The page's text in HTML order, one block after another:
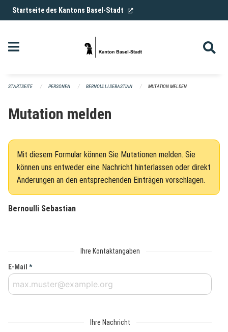
Navigation überspringen
Startseite des Kantons Basel-Stadt (External Link)
STARTSEITE PERSONEN BERNOULLI SEBASTIAN MUTATION MELDEN
Mutation melden
Mit diesem Formular können Sie Mutationen melden. Sie
können uns entweder eine Nachricht hinterlassen oder direkt
Änderungen an den entsprechenden Einträgen vorschlagen.
Bernoulli Sebastian
Ihre Kontaktangaben
E-Mail *
Ihre Nachricht